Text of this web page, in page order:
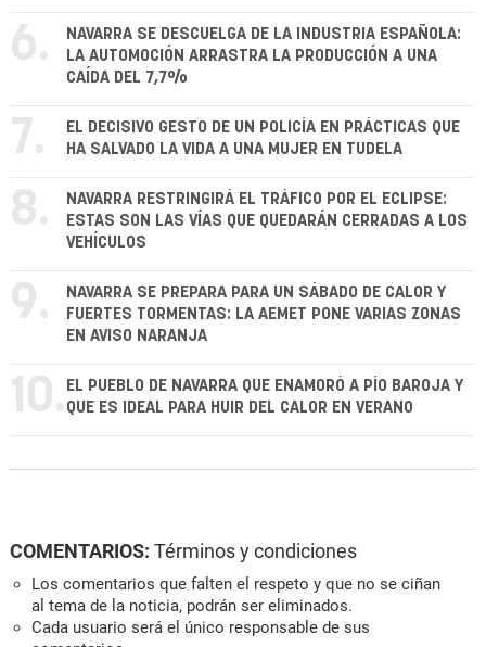
6.
NAVARRA SE DESCUELGA DE LA INDUSTRIA ESPAÑOLA:
LA AUTOMOCIÓN ARRASTRA LA PRODUCCIÓN A UNA
CAÍDA DEL 7,7%
7.
EL DECISIVO GESTO DE UN POLICÍA EN PRÁCTICAS QUE
HA SALVADO LA VIDA A UNA MUJER EN TUDELA
8.
NAVARRA RESTRINGIRÁ EL TRÁFICO POR EL ECLIPSE:
ESTAS SON LAS VÍAS QUE QUEDARÁN CERRADAS A LOS
VEHÍCULOS
9.
NAVARRA SE PREPARA PARA UN SÁBADO DE CALOR Y
FUERTES TORMENTAS: LA AEMET PONE VARIAS ZONAS
EN AVISO NARANJA
10. EL PUEBLO DE NAVARRA QUE ENAMORÓ A PÍO BAROJA Y
QUE ES IDEAL PARA HUIR DEL CALOR EN VERANO
COMENTARIOS: Términos y condiciones
Los comentarios que falten el respeto y que no se ciñan
al tema de la noticia, podrán ser eliminados.
Cada usuario será el único responsable de sus